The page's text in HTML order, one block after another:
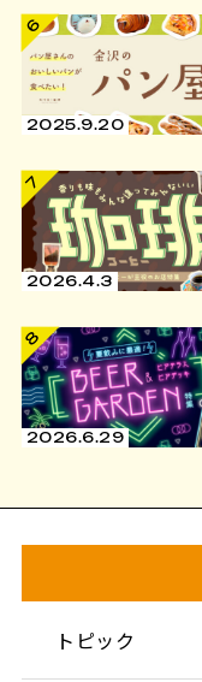
6
2025.9.20
7
2026.4.3
8
2026.6.29
トピック